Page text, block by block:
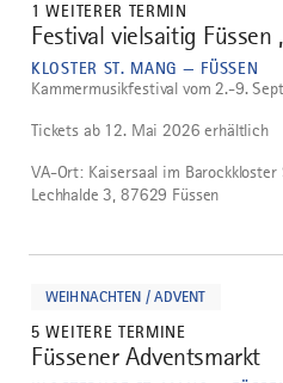
1 WEITERER TERMIN
3
Festival vielsaitig Füssen
KLOSTER ST. MANG — FÜSSEN
Kammermusikfestival vom 2.-9.
Tickets ab 12. Mai 2026 erhältlich
VA-Ort: Kaisersaal im Barockkloster
Lechhalde 3, 87629 Füssen
WEIHNACHTEN / ADVENT
5 WEITERE TERMINE
4
Füssener Adventsmarkt